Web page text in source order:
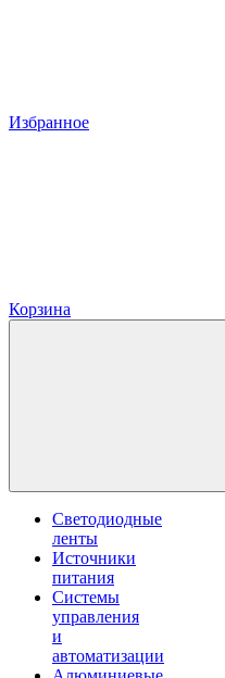
Избранное
Корзина
Светодиодные
ленты
Источники
питания
Системы
управления
и
автоматизации